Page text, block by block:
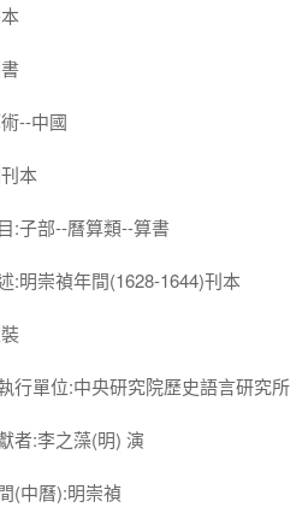
--中國
本
:子部--曆算類--算書
:明崇禎年間(1628-1644)刊本
行單位:中央研究院歷史語言研究所
者:李之藻(明) 演
(中曆):明崇禎